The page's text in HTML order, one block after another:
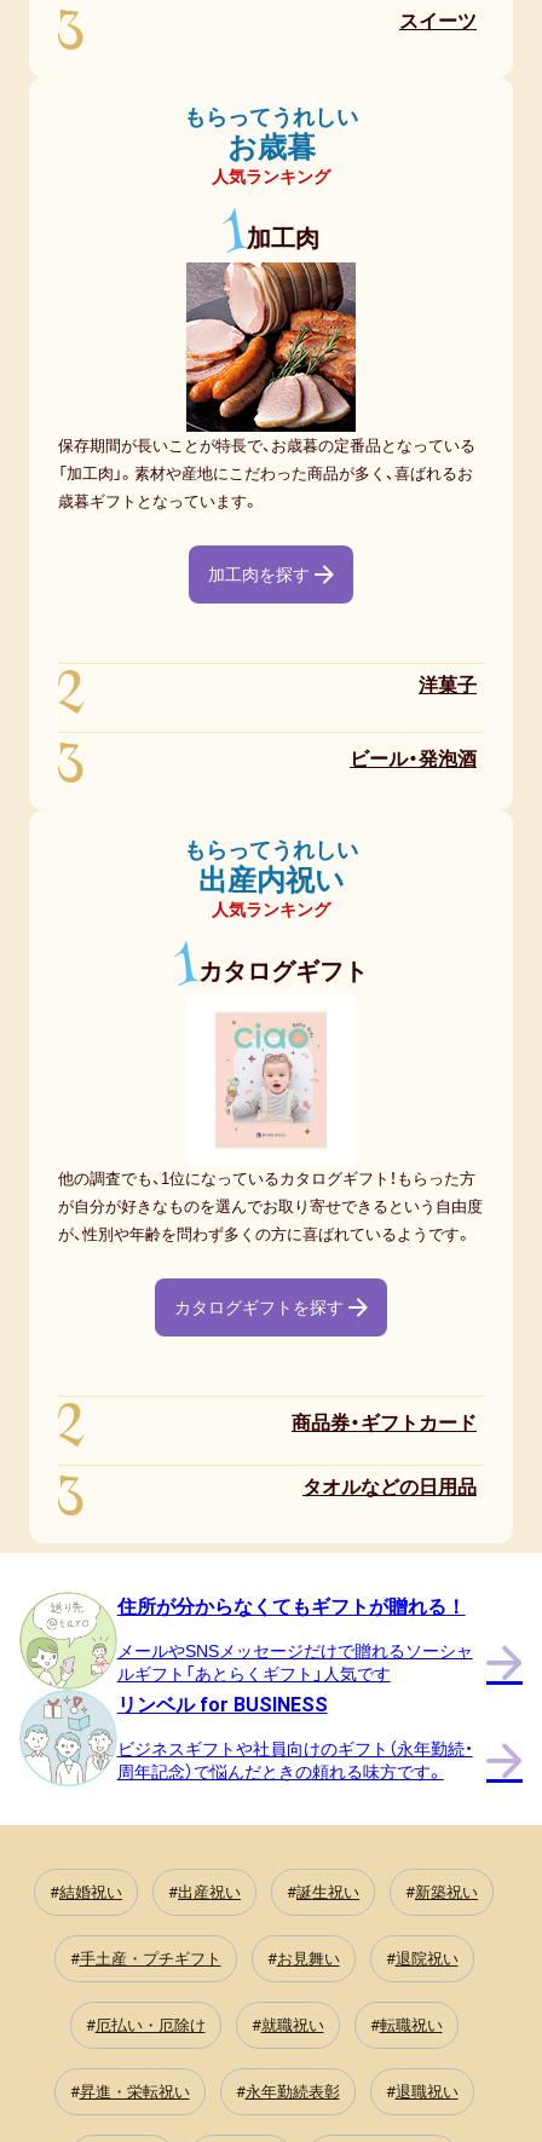
60代女性
上司・先輩
70代女性
同僚
80代女性
ギフトトレンド
人気・ランキング
注目カテゴリ
結婚内祝い 出産内祝い
結婚 お返し
3 スイーツ
もらってうれしい
お歳暮
人気ランキング
1加工肉
保存期間が長いことが特長で、お歳暮の定番品となっている
「加工肉」。素材や産地にこだわった商品が多く、喜ばれるお
歳暮ギフトとなっています。
加工肉を探す
2 洋菓子
3 ビール・発泡酒
もらってうれしい
出産内祝い
人気ランキング
1カタログギフト
他の調査でも、1位になっているカタログギフト！もらった方
が自分が好きなものを選んでお取り寄せできるという自由度
が、性別や年齢を問わず多くの方に喜ばれているようです。
カタログギフトを探す
2 商品券・ギフトカード
3 タオルなどの日用品
住所が分からなくてもギフトが贈れる！
メールやSNSメッセージだけで贈れるソーシャ
ルギフト「あとらくギフト」人気です
リンベル for BUSINESS
ビジネスギフトや社員向けのギフト（永年勤続・
周年記念）で悩んだときの頼れる味方です。
結婚祝い 出産祝い 誕生祝い 新築祝い
手土産・プチギフト お見舞い 退院祝い
厄払い・厄除け 就職祝い 転職祝い
昇進・栄転祝い 永年勤続表彰 退職祝い